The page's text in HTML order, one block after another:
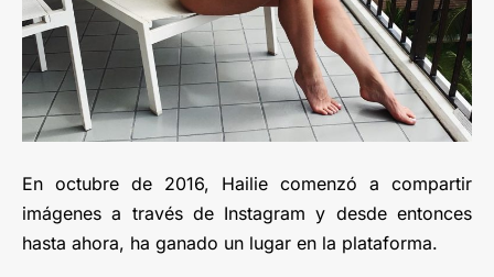
En octubre de 2016, Hailie comenzó a compartir
imágenes a través de Instagram y desde entonces
hasta ahora, ha ganado un lugar en la plataforma.